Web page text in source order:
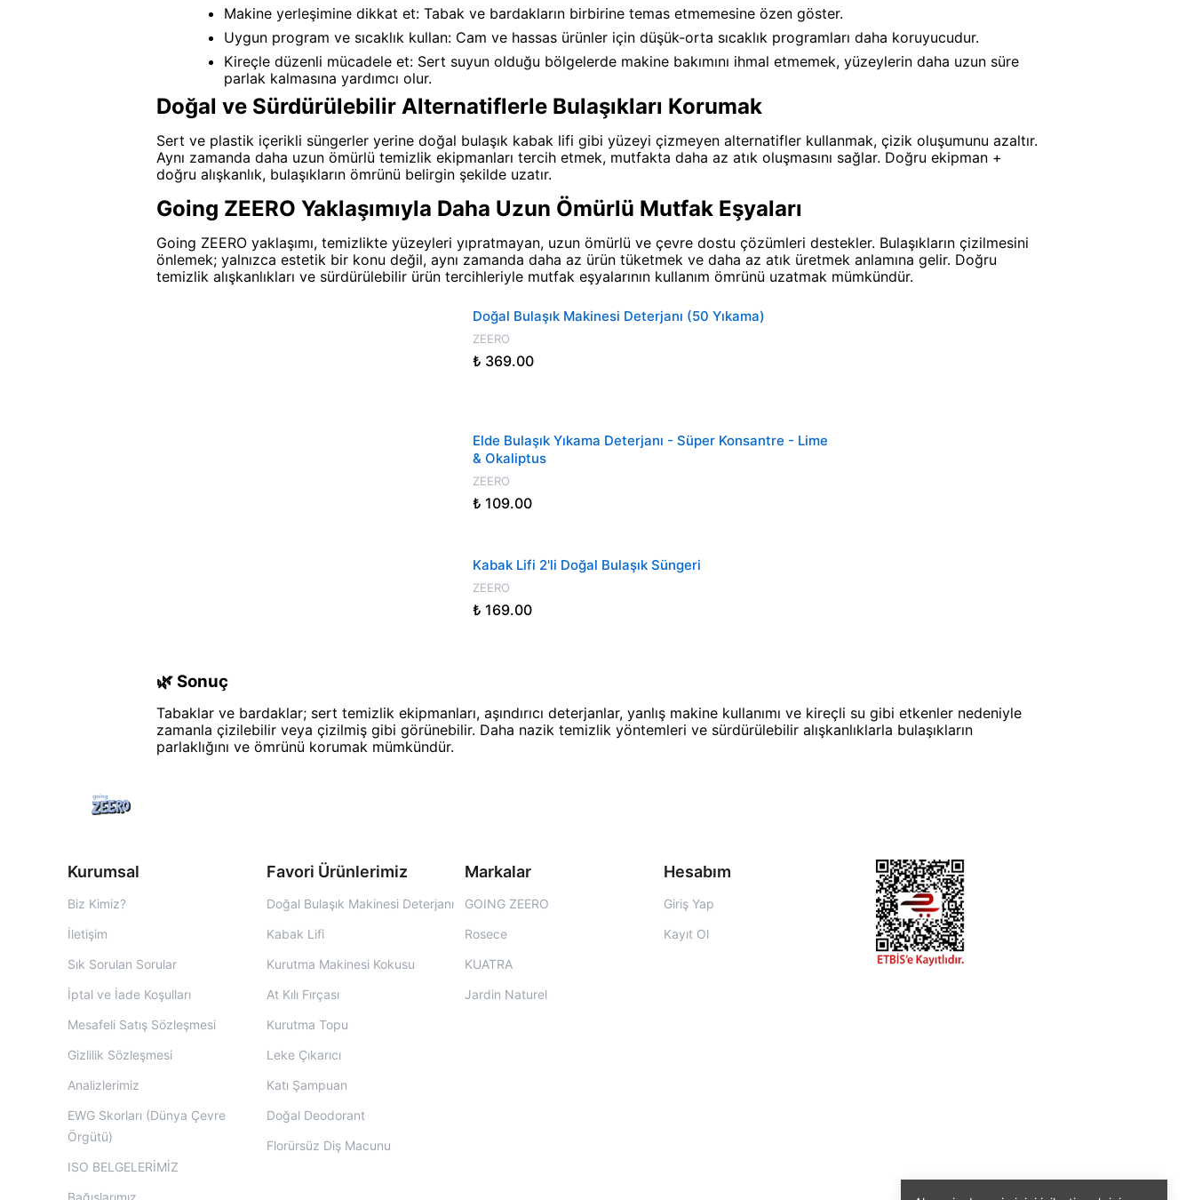
Makine yerleşimine dikkat et: Tabak ve bardakların birbirine temas etmemesine özen göster.
Uygun program ve sıcaklık kullan: Cam ve hassas ürünler için düşük-orta sıcaklık programları daha koruyucudur.
Kireçle düzenli mücadele et: Sert suyun olduğu bölgelerde makine bakımını ihmal etmemek, yüzeylerin daha uzun süre
parlak kalmasına yardımcı olur.
Doğal ve Sürdürülebilir Alternatiflerle Bulaşıkları Korumak
Sert ve plastik içerikli süngerler yerine doğal bulaşık kabak lifi gibi yüzeyi çizmeyen alternatifler kullanmak, çizik oluşumunu azaltır.
Aynı zamanda daha uzun ömürlü temizlik ekipmanları tercih etmek, mutfakta daha az atık oluşmasını sağlar. Doğru ekipman +
doğru alışkanlık, bulaşıkların ömrünü belirgin şekilde uzatır.
Going ZEERO Yaklaşımıyla Daha Uzun Ömürlü Mutfak Eşyaları
Going ZEERO yaklaşımı, temizlikte yüzeyleri yıpratmayan, uzun ömürlü ve çevre dostu çözümleri destekler. Bulaşıkların çizilmesini
önlemek; yalnızca estetik bir konu değil, aynı zamanda daha az ürün tüketmek ve daha az atık üretmek anlamına gelir. Doğru
temizlik alışkanlıkları ve sürdürülebilir ürün tercihleriyle mutfak eşyalarının kullanım ömrünü uzatmak mümkündür.
Doğal Bulaşık Makinesi Deterjanı (50 Yıkama)
ZEERO
₺ 369.00
Elde Bulaşık Yıkama Deterjanı - Süper Konsantre - Lime
& Okaliptus
ZEERO
₺ 109.00
Kabak Lifi 2'li Doğal Bulaşık Süngeri
ZEERO
₺ 169.00
🌿 Sonuç
Tabaklar ve bardaklar; sert temizlik ekipmanları, aşındırıcı deterjanlar, yanlış makine kullanımı ve kireçli su gibi etkenler nedeniyle
zamanla çizilebilir veya çizilmiş gibi görünebilir. Daha nazik temizlik yöntemleri ve sürdürülebilir alışkanlıklarla bulaşıkların
parlaklığını ve ömrünü korumak mümkündür.
Kurumsal
Biz Kimiz?
İletişim
Sık Sorulan Sorular
İptal ve İade Koşulları
Mesafeli Satış Sözleşmesi
Gizlilik Sözleşmesi
Analizlerimiz
EWG Skorları (Dünya Çevre
Örgütü)
ISO BELGELERİMİZ
Favori Ürünlerimiz
Doğal Bulaşık Makinesi Deterjanı
Kabak Lifi
Kurutma Makinesi Kokusu
At Kılı Fırçası
Kurutma Topu
Leke Çıkarıcı
Katı Şampuan
Doğal Deodorant
Florürsüz Diş Macunu
Markalar
GOING ZEERO
Rosece
KUATRA
Jardin Naturel
Hesabım
Giriş Yap
Kayıt Ol